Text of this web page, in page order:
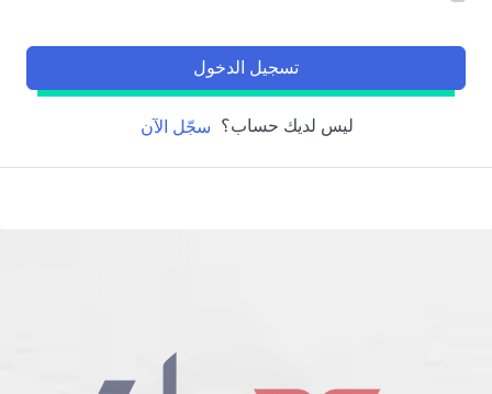
تسجيل الدخول
ليس لديك حساب؟ سجّل الآن